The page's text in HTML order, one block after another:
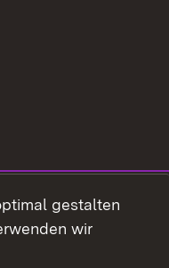
gestalten
wir